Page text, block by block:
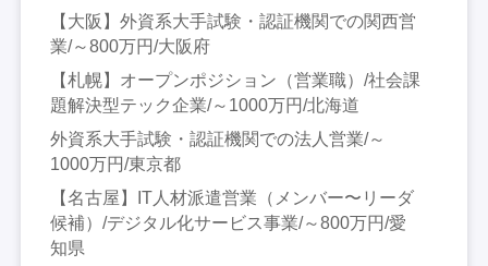
【大阪】外資系大手試験・認証機関での関西営
業/～800万円/大阪府
【札幌】オープンポジション（営業職）/社会課
題解決型テック企業/～1000万円/北海道
外資系大手試験・認証機関での法人営業/～
1000万円/東京都
【名古屋】IT人材派遣営業（メンバー〜リーダ
候補）/デジタル化サービス事業/～800万円/愛
知県